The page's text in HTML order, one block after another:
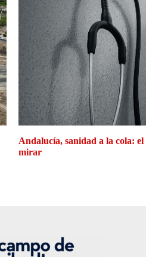
Andalucía, sanidad a la cola:
mirar